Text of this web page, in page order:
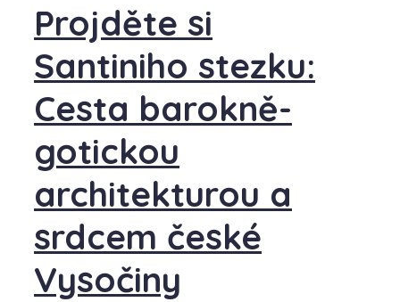
Projděte si
Santiniho stezku:
Cesta barokně-
gotickou
architekturou a
srdcem české
Vysočiny